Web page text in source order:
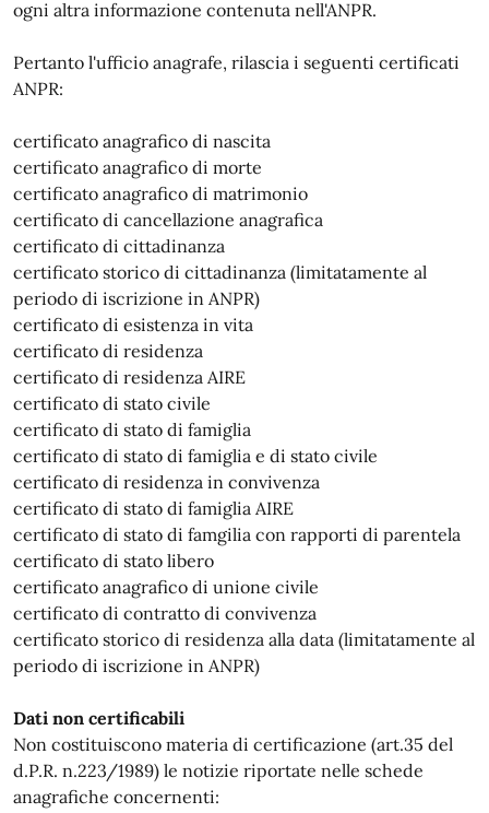
ogni altra informazione contenuta nell'ANPR.
Pertanto l'ufficio anagrafe, rilascia i seguenti certificati
ANPR:
certificato anagrafico di nascita
certificato anagrafico di morte
certificato anagrafico di matrimonio
certificato di cancellazione anagrafica
certificato di cittadinanza
certificato storico di cittadinanza (limitatamente al
periodo di iscrizione in ANPR)
certificato di esistenza in vita
certificato di residenza
certificato di residenza AIRE
certificato di stato civile
certificato di stato di famiglia
certificato di stato di famiglia e di stato civile
certificato di residenza in convivenza
certificato di stato di famiglia AIRE
certificato di stato di famgilia con rapporti di parentela
certificato di stato libero
certificato anagrafico di unione civile
certificato di contratto di convivenza
certificato storico di residenza alla data (limitatamente al
periodo di iscrizione in ANPR)
Dati non certificabili
Non costituiscono materia di certificazione (art.35 del
d.P.R. n.223/1989) le notizie riportate nelle schede
anagrafiche concernenti: